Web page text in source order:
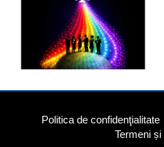
Politica de confidenţialitate
Termeni și